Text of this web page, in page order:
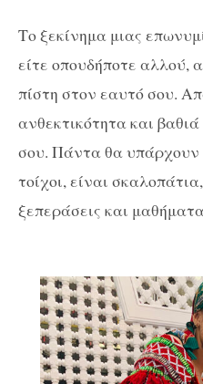
Το ξεκίνημα μιας
είτε οπουδήποτε αλλού,
πίστη στον εαυτό σου.
ανθεκτικότητα και
σου. Πάντα θα υπάρχουν
τοίχοι, είναι
ξεπεράσεις και